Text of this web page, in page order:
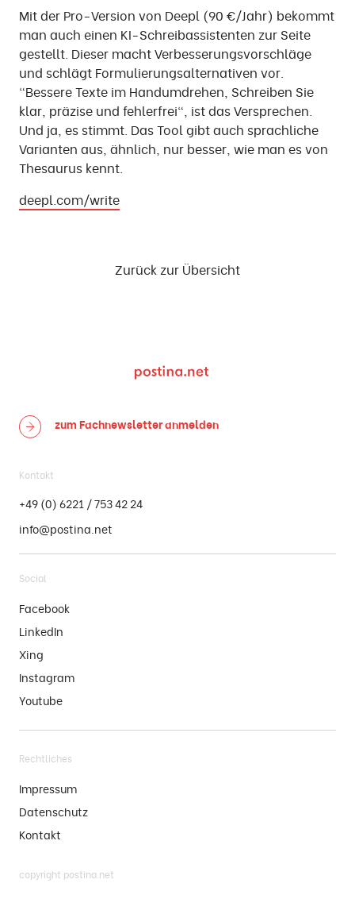
Mit der Pro-Version von Deepl (90 €/Jahr) bekommt
man auch einen KI-Schreibassistenten zur Seite
gestellt. Dieser macht Verbesserungsvorschläge
und schlägt Formulierungsalternativen vor.
"Bessere Texte im Handumdrehen, Schreiben Sie
klar, präzise und fehlerfrei", ist das Versprechen.
Und ja, es stimmt. Das Tool gibt auch sprachliche
Varianten aus, ähnlich, nur besser, wie man es von
Thesaurus kennt.
deepl.com/write
Zurück zur Übersicht
zum Fachnewsletteranmelden
Kontakt
+49 (0) 6221 / 753 42 24
info@postina.net
Social
Facebook
LinkedIn
Xing
Instagram
Youtube
Rechtliches
Impressum
Datenschutz
Kontakt
copyright postina.net